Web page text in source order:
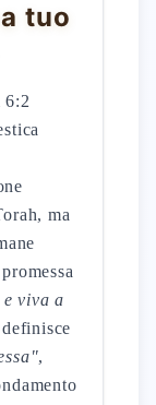
tuo
6:2
ma
viva a
,